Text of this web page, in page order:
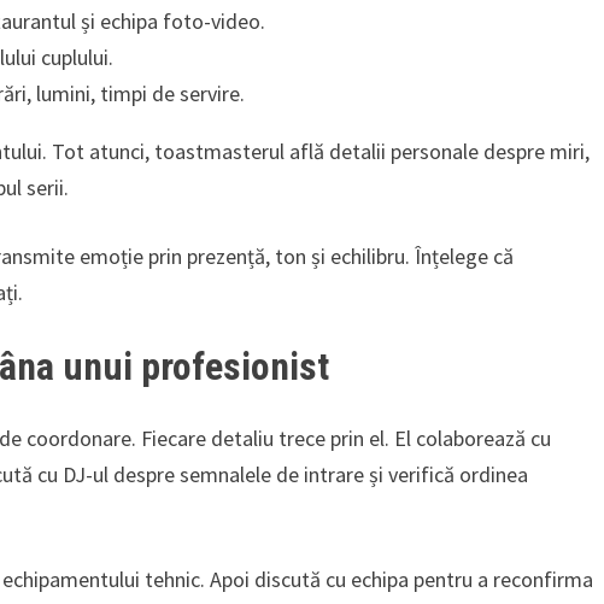
și echipa foto-video.
cuplului.
lumini, timpi de servire.
Tot atunci, toastmasterul află detalii personale despre miri,
serii.
emoție prin prezență, ton și echilibru. Înțelege că
unui profesionist
coordonare. Fiecare detaliu trece prin el. El colaborează cu
cu DJ-ul despre semnalele de intrare și verifică ordinea
tehnic. Apoi discută cu echipa pentru a reconfirma